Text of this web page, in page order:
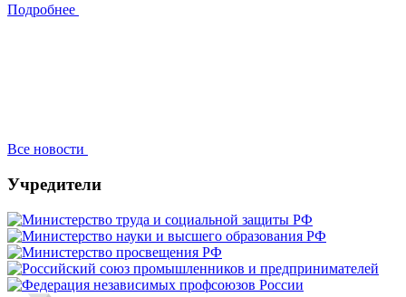
Подробнее
Все новости
Учредители